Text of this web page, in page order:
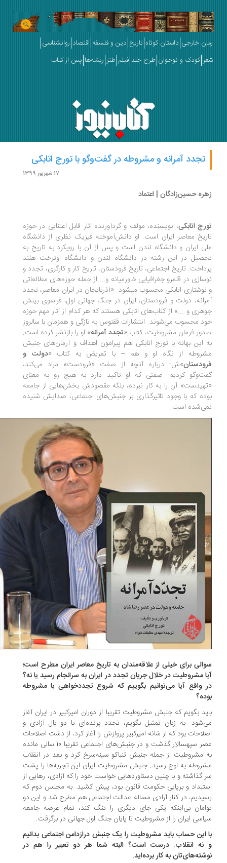
خارجی داستان کوتاه تاریخ دین و فلسفه اقتصاد روانشناسی
کودک و نوجوان طرح جلد فیلم طنز ریشه‌ها پس از کتاب
تجدد آمرانه و مشروطه در گفت‌وگو با تورج اتابکی
حسین‌زادگان | اعتماد
اتابکی، نویسنده، مولف و گردآورنده آثار قابل ‌اعتنایی در حوزه
معاصر ایران است. او دانش‌آموخته فیزیک نظری از دانشگاه
ایران و دانشگاه لندن است و پس از آن با رویکرد به تاریخ به
در این رشته در دانشگاه لندن و دانشگاه اوترخت هلند
تاریخ اجتماعی، تاریخ فرودستان، تاریخ کار و کارگری، تجدد و
در قلمرو جغرافیایی خاورمیانه و... از جمله حوزه‌های مطالعاتی
و نوشتاری اتابکی محسوب می‎شود. «آذربایجان در ایران معاصر، تجدد
دول‍ت و ف‍رودس‍تان، ایران در جنگ جهانی اول، فراسوی بینش
و ...» از کتاب‌های اتابکی هستند که هر کدام از آثار مهم حوزه
محسوب می‌شوند. انتشارات ققنوس به تازگی و همزمان با سالروز
فرمان مشروطیت، کتاب « تجدد آمرانه» او را بازنشر کرده است.
این بهانه با تورج اتابکی هم پیرامون اهداف و آرمان‌های جنبش
از نگاه او و هم – با تعریض به کتاب «دولت و
»ش- درباره آنچه از صفت «فرودست» مراد می‌کند،
کردیم. صفتی که او تاکید دارد به هیچ رو به معنای
آن را به کار نبرده، بلکه مقصودش بخش‌هایی از جامعه
که با وجود تاثیرگذاری بر جنبش‌های اجتماعی، صدایش شنیده
است.
برای خیلی از علاقه‌مندان به تاریخ معاصر ایران مطرح است؛
مشروطیت در خلال جریان تجدد در ایران به سرانجام رسید یا نه؟
واقع آیا می‌توانیم بگوییم که شروع تجددخواهی با مشروطه
بگویم که جنبش مشروطیت تقریبا از دوران امیرکبیر در ایران آغاز
به زبان تمثیل بگویم، تجدد پرنده‌ای با دو بال آزادی و
بود که از شانه امیرکبیر پروازش را آغاز کرد، از دشت اصلاحات
عصر سپهسالار گذشت و در جنبش‌های اجتماعی تقریبا 10 سالی مانده
مشروطیت از جمله جنبش تنباکو سینه‌سرخ کرد و بعد در انقلاب
به اوج رسید. جنبش مشروطیت ایران این تجربه‌ها را پشت
گذاشته و با چنین دستاوردهایی خواست خود را که آزادی، رهایی از
و برپایی حکومت قانون بود، پیش کشید. به مجلس دوم که
در کنار آزادی مساله عدالت اجتماعی هم مطرح شد و این دو
بی‌اینکه یکی جای دیگری را تنگ کند، تمام عرصه جامعه
ایران را از مشروطیت تا پایان جنگ اول جهانی در برگرفت.
این حساب باید مشروطیت را یک جنبش درازدامن اجتماعی بدانیم
انقلاب. درست است؟ البته شما هر دو تعبیر را هم در
به کار برده‌اید.